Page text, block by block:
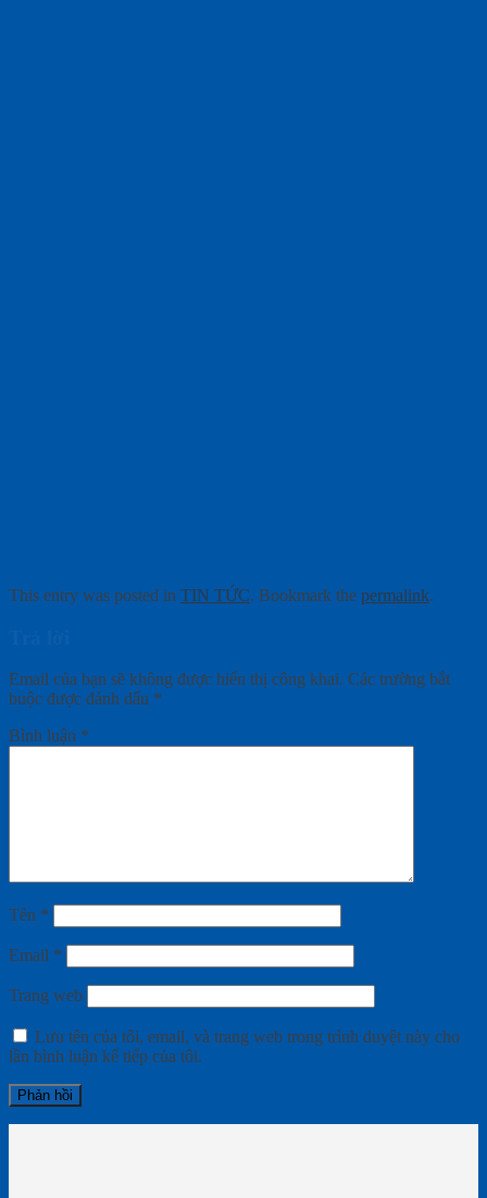
This entry was posted in TIN TỨC. Bookmark the permalink.
Email của bạn sẽ không được hiển thị công khai. Các trường bắt
buộc được đánh dấu *
Bình luận *
Tên *
Email *
Trang web
Lưu tên của tôi, email, và trang web trong trình duyệt này cho
lần bình luận kế tiếp của tôi.